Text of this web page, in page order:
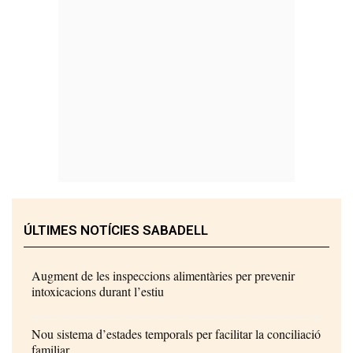
ÚLTIMES NOTÍCIES SABADELL
Augment de les inspeccions alimentàries per prevenir
intoxicacions durant l’estiu
Nou sistema d’estades temporals per facilitar la conciliació
familiar